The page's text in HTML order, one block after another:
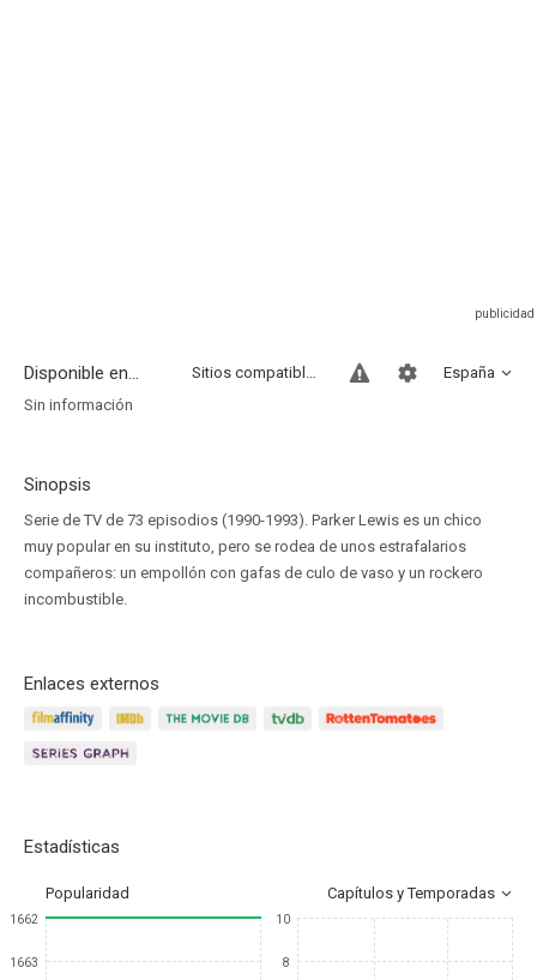
Disponible en... España
Sitios compatibles
Sin información
Sinopsis
Serie de TV de 73 episodios (1990-1993). Parker Lewis es un chico
muy popular en su instituto, pero se rodea de unos estrafalarios
compañeros: un empollón con gafas de culo de vaso y un rockero
incombustible.
Enlaces externos
Estadísticas
Popularidad Capítulos y Temporadas
1662
1663
10
8